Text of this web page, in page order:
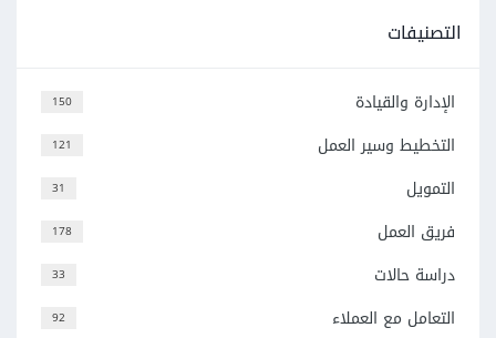
التصنيفات
150 الإدارة والقيادة
121 التخطيط وسير العمل
31 التمويل
178 فريق العمل
33 دراسة حالات
92 التعامل مع العملاء